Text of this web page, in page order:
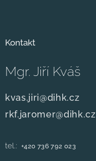
Kontakt
Mgr. Jiří Kváš
kvas.jiri@dihk.cz
rkf.jaromer@dihk.cz
tel.: +420 736 792 023